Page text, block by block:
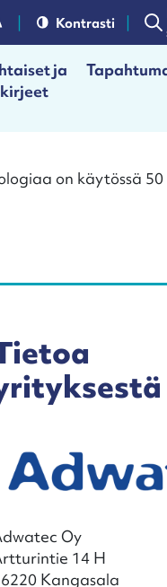
Kontrasti
ja
on käytössä 50
Oy
14 H
Kangasala